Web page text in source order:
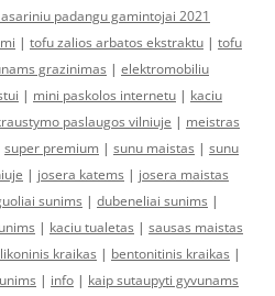
padangu gamintojai 2021
| tofu zalios arbatos ekstraktu | tofu
grazinimas | elektromobiliu
| mini paskolos internetu | kaciu
paslaugos vilniuje | meistras
super premium | sunu maistas | sunu
| josera katems | josera maistas
sunims | dubeneliai sunims |
| kaciu tualetas | sausas maistas
kraikas | bentonitinis kraikas |
| info | kaip sutaupyti gyvunams